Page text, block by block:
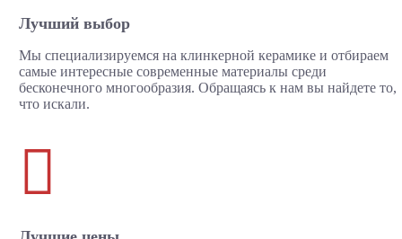
Лучший выбор
Мы специализируемся на клинкерной керамике и отбираем
самые интересные современные материалы среди
бесконечного многообразия. Обращаясь к нам вы найдете то,
что искали.
